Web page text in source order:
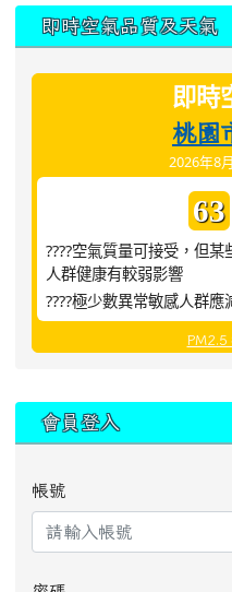
即時空氣品質及天氣
即時
桃園
2026年8
63
????空氣質量可接受，但
人群健康有較弱影響
????極少數異常敏感人群
PM2.5
會員登入
帳號